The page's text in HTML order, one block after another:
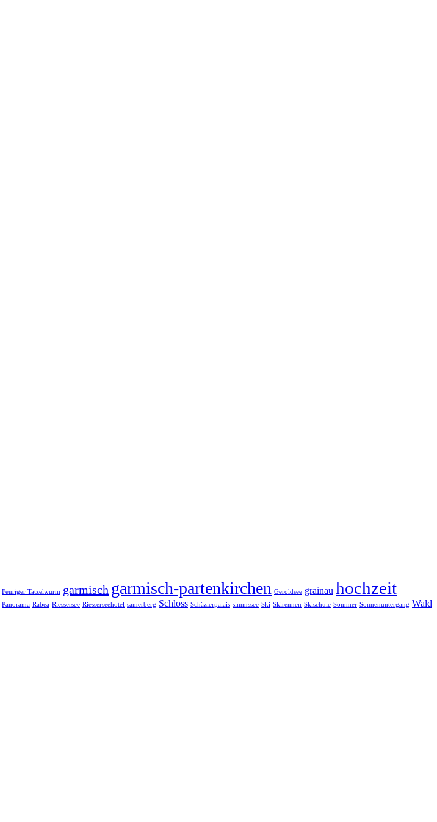
Feuriger Tatzelwurm garmisch garmisch-partenkirchen Geroldsee grainau hochzeit
Panorama Rabea Riessersee Riesserseehotel samerberg Schloss Schäzlerpalais simmssee Ski Skirennen Skischule Sommer Sonnenuntergang Wald